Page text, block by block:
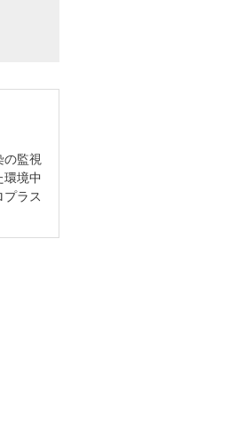
監視
境中
ラス